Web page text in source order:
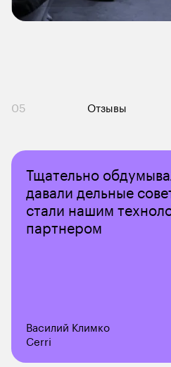
05 Отзывы
Тщательно
давали дельные
стали нашим
партнером
Василий Климко
Cerri